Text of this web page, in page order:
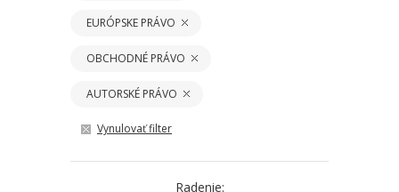
EURÓPSKE PRÁVO
OBCHODNÉ PRÁVO
AUTORSKÉ PRÁVO
Vynulovať filter
Radenie: